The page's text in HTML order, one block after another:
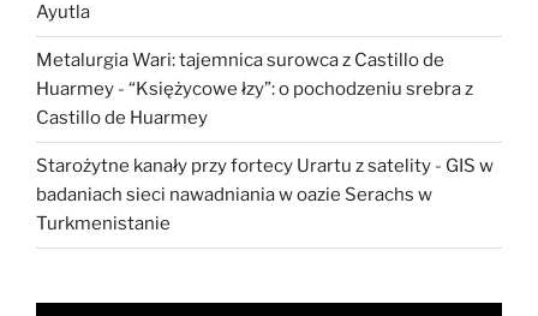
Ayutla
Metalurgia Wari: tajemnica surowca z Castillo de
Huarmey - “Księżycowe łzy”: o pochodzeniu srebra z
Castillo de Huarmey
Starożytne kanały przy fortecy Urartu z satelity - GIS w
badaniach sieci nawadniania w oazie Serachs w
Turkmenistanie